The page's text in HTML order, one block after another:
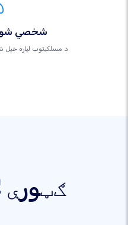
شخصي
د مسلکيتوب لپاره
ګټورې